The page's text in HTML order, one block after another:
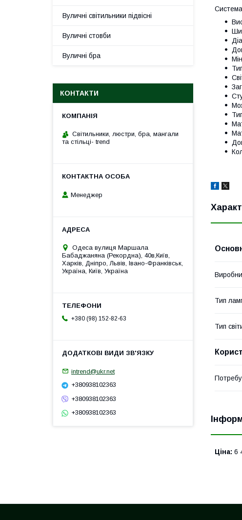
Тип
Тип
Ціна: 6
Вуличні світильники підвісні
Вуличні стовби
Вуличні бра
КОНТАКТИ
Cвітильники, люстри, бра, мангали
та стільці- trend
Менеджер
Одеса вулиця Маршала
Бабаджаняна (Рекордна), 40в,Київ,
Харків, Дніпро, Львів, Івано-Франківськ,
Україна, Київ, Україна
+380 (98) 152-82-63
intrend@ukr.net
+380938102363
+380938102363
+380938102363